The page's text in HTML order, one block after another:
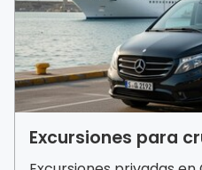
Excursiones para